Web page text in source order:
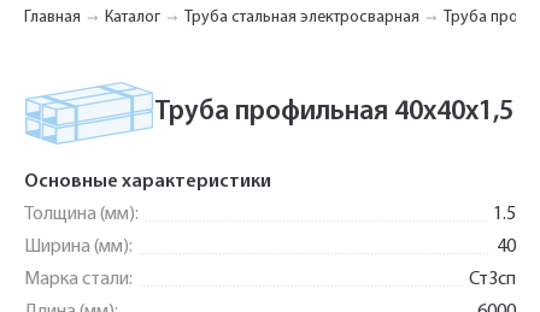
Главная Каталог Труба стальная электросварная Труба
Труба профильная 40х40х1,5
Основные характеристики
Толщина (мм):
1.5
Ширина (мм):
40
Марка стали:
Ст3сп